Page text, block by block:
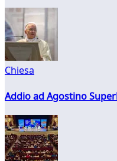
Chiesa
Addio ad Agostino